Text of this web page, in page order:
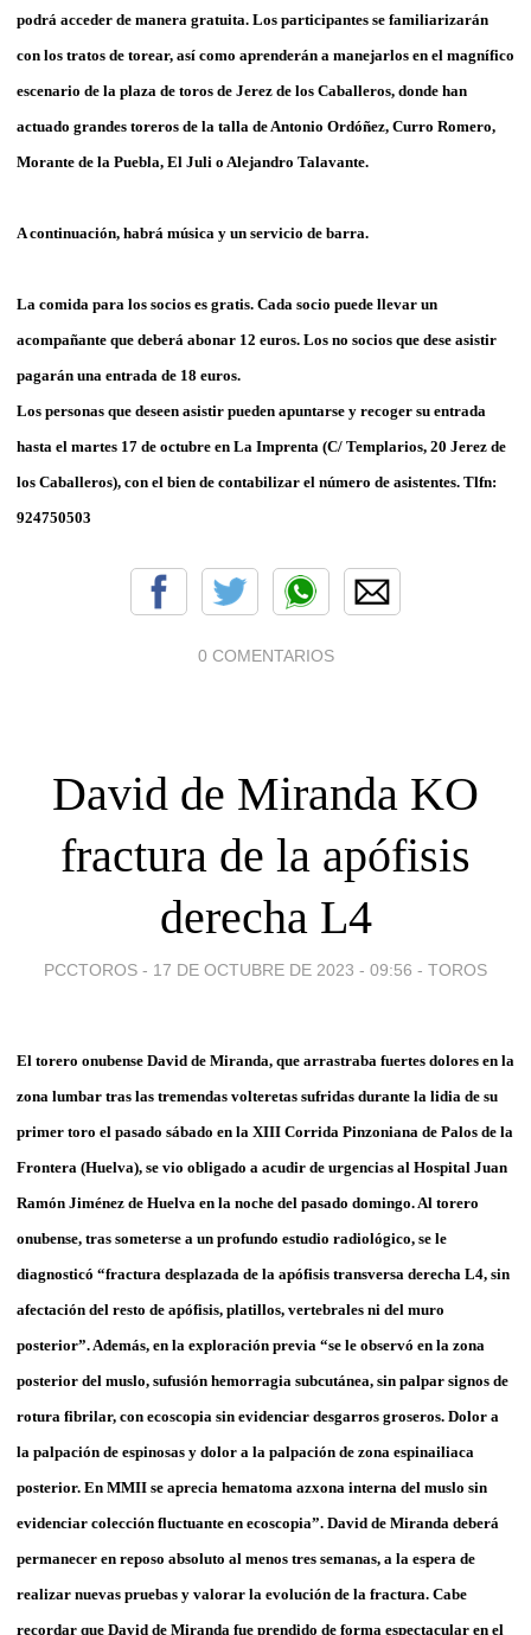
podrá acceder de manera gratuita. Los participantes se familiarizarán
con los tratos de torear, así como aprenderán a manejarlos en el magnífico
escenario de la plaza de toros de Jerez de los Caballeros, donde han
actuado grandes toreros de la talla de Antonio Ordóñez, Curro Romero,
Morante de la Puebla, El Juli o Alejandro Talavante.
A continuación, habrá música y un servicio de barra.
La comida para los socios es gratis. Cada socio puede llevar un
acompañante que deberá abonar 12 euros. Los no socios que dese asistir
pagarán una entrada de 18 euros.
Los personas que deseen asistir pueden apuntarse y recoger su entrada
hasta el martes 17 de octubre en La Imprenta (C/ Templarios, 20 Jerez de
los Caballeros), con el bien de contabilizar el número de asistentes. Tlfn:
924750503
0 COMENTARIOS
David de Miranda KO
fractura de la apófisis
derecha L4
PCCTOROS - 17 DE OCTUBRE DE 2023 - 09:56 - TOROS
El torero onubense David de Miranda, que arrastraba fuertes dolores en la
zona lumbar tras las tremendas volteretas sufridas durante la lidia de su
primer toro el pasado sábado en la XIII Corrida Pinzoniana de Palos de la
Frontera (Huelva), se vio obligado a acudir de urgencias al Hospital Juan
Ramón Jiménez de Huelva en la noche del pasado domingo. Al torero
onubense, tras someterse a un profundo estudio radiológico, se le
diagnosticó “fractura desplazada de la apófisis transversa derecha L4, sin
afectación del resto de apófisis, platillos, vertebrales ni del muro
posterior”. Además, en la exploración previa “se le observó en la zona
posterior del muslo, sufusión hemorragia subcutánea, sin palpar signos de
rotura fibrilar, con ecoscopia sin evidenciar desgarros groseros. Dolor a
la palpación de espinosas y dolor a la palpación de zona espinailiaca
posterior. En MMII se aprecia hematoma azxona interna del muslo sin
evidenciar colección fluctuante en ecoscopia”. David de Miranda deberá
permanecer en reposo absoluto al menos tres semanas, a la espera de
realizar nuevas pruebas y valorar la evolución de la fractura. Cabe
recordar que David de Miranda fue prendido de forma espectacular en el